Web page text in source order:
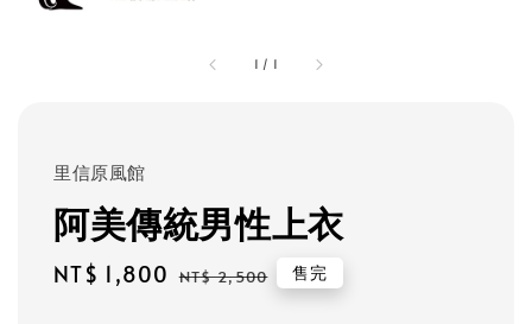
1 / 1
里信原風館
阿美傳統男性上衣
Sale
NT$ 1,800 Regular
NT$ 2,500 售完